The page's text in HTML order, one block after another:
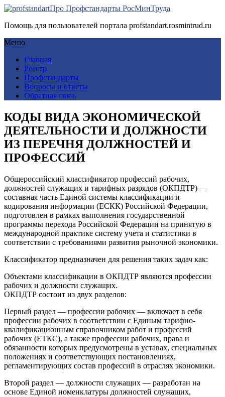
Про Профстандарты РосМинТруда
Помощь для пользователей портала profstandart.rosmintrud.ru
Меню
Главная
Реестр
Профстандарты
Вопросы и ответы
Обратная связь
КОДЫ ВИДА ЭКОНОМИЧЕСКОЙ
ДЕЯТЕЛЬНОСТИ И ДОЛЖНОСТИ
ИЗ ПЕРЕЧНЯ ДОЛЖНОСТЕЙ И
ПРОФЕССИЙ
Общероссийский классификатор профессий рабочих,
должностей служащих и тарифных разрядов (ОКПДТР) —
составная часть Единой системы классификации и
кодирования информации (ЕСКК) Российской Федерации,
подготовлен в рамках выполнения государственной
программы перехода Российской Федерации на принятую в
международной практике систему учета и статистики в
соответствии с требованиями развития рыночной экономики.
Классификатор предназначен для решения таких задач как:
Объектами классификации в ОКПДТР являются профессии
рабочих и должности служащих.
ОКПДТР состоит из двух разделов:
Первый раздел — профессии рабочих — включает в себя
профессии рабочих в соответствии с Единым тарифно-
квалификационным справочником работ и профессий
рабочих (ЕТКС), а также профессии рабочих, права и
обязанности которых предусмотрены в уставах, специальных
положениях и соответствующих постановлениях,
регламентирующих состав профессий в отраслях экономики.
Второй раздел — должности служащих — разработан на
основе Единой номенклатуры должностей служащих,